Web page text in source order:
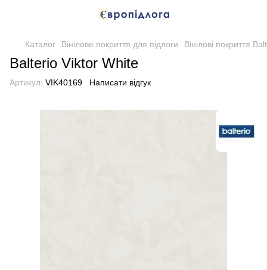
Каталог Вінілове покриття для підлоги Вінілові покриття
Balterio Viktor White
Артикул: VIK40169 Написати відгук